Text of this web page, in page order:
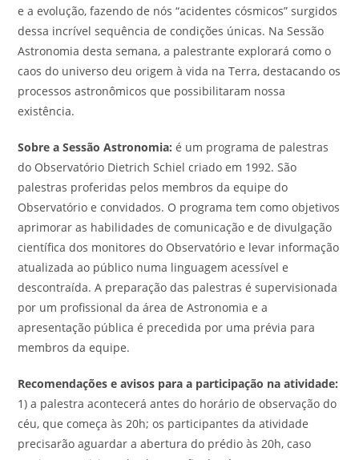
e a evolução, fazendo de nós “acidentes cósmicos” surgidos
dessa incrível sequência de condições únicas. Na Sessão
Astronomia desta semana, a palestrante explorará como o
caos do universo deu origem à vida na Terra, destacando os
processos astronômicos que possibilitaram nossa
existência.
Sobre a Sessão Astronomia: é um programa de palestras
do Observatório Dietrich Schiel criado em 1992. São
palestras proferidas pelos membros da equipe do
Observatório e convidados. O programa tem como objetivos
aprimorar as habilidades de comunicação e de divulgação
científica dos monitores do Observatório e levar informação
atualizada ao público numa linguagem acessível e
descontraída. A preparação das palestras é supervisionada
por um profissional da área de Astronomia e a
apresentação pública é precedida por uma prévia para
membros da equipe.
Recomendações e avisos para a participação na atividade:
1) a palestra acontecerá antes do horário de observação do
céu, que começa às 20h; os participantes da atividade
precisarão aguardar a abertura do prédio às 20h, caso